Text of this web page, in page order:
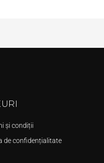
și condiții
de confidențialitate